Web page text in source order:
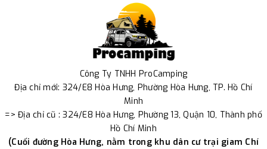
Công Ty TNHH ProCamping
Địa chỉ mới: 324/E8 Hòa Hưng, Phường Hòa Hưng, TP. Hồ Chí
Minh
=> Địa chỉ cũ : 324/E8 Hòa Hưng, Phường 13, Quận 10, Thành phố
Hồ Chí Minh
(Cuối đường Hòa Hưng, nằm trong khu dân cư trại giam Chí